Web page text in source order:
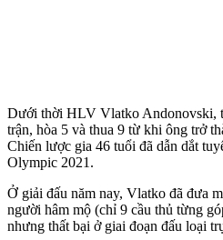
Dưới thời HLV Vlatko Andonovski,
trận, hòa 5 và thua 9 từ khi ông trở
Chiến lược gia 46 tuổi đã dẫn dắt
Olympic 2021.
Ở giải đấu năm nay, Vlatko đã đưa
người hâm mộ (chỉ 9 cầu thủ từng
nhưng thất bại ở giai đoạn đấu loại